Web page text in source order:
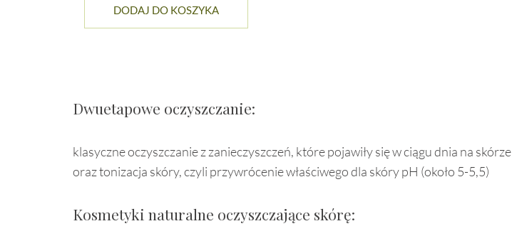
DODAJ DO KOSZYKA
Dwuetapowe oczyszczanie:
klasyczne oczyszczanie z zanieczyszczeń, które pojawiły się w ciągu dnia na skórze
oraz tonizacja skóry, czyli przywrócenie właściwego dla skóry pH (około 5-5,5)
Kosmetyki naturalne oczyszczające skórę: